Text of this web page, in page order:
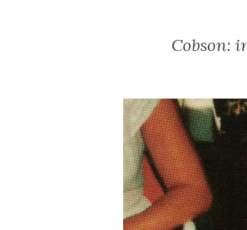
Cobson: